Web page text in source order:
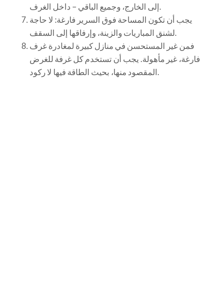
إلى الخارج، وجميع الباقي – داخل الغرف.
يجب أن تكون المساحة فوق السرير فارغة: لا حاجة
لشنق المباريات والزينة، وإرفاقها إلى السقف.
فمن غير المستحسن في منازل كبيرة لمغادرة غرف
فارغة، غير مأهولة. يجب أن تستخدم كل غرفة للغرض
المقصود منها، بحيث الطاقة فيها لا ركود.